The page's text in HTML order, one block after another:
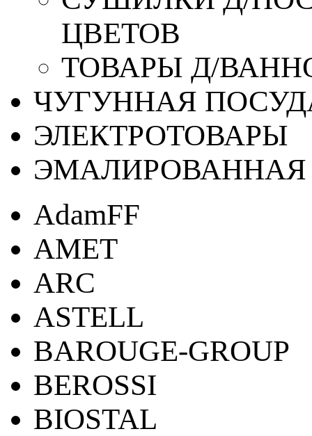
ЦВЕТОВ
ТОВАРЫ Д/
ЧУГУННАЯ
ЭЛЕКТРОТОВАРЫ
ЭМАЛИРОВАННАЯ
AdamFF
AMET
ARC
ASTELL
BAROUGE-GROUP
BEROSSI
BIOSTAL